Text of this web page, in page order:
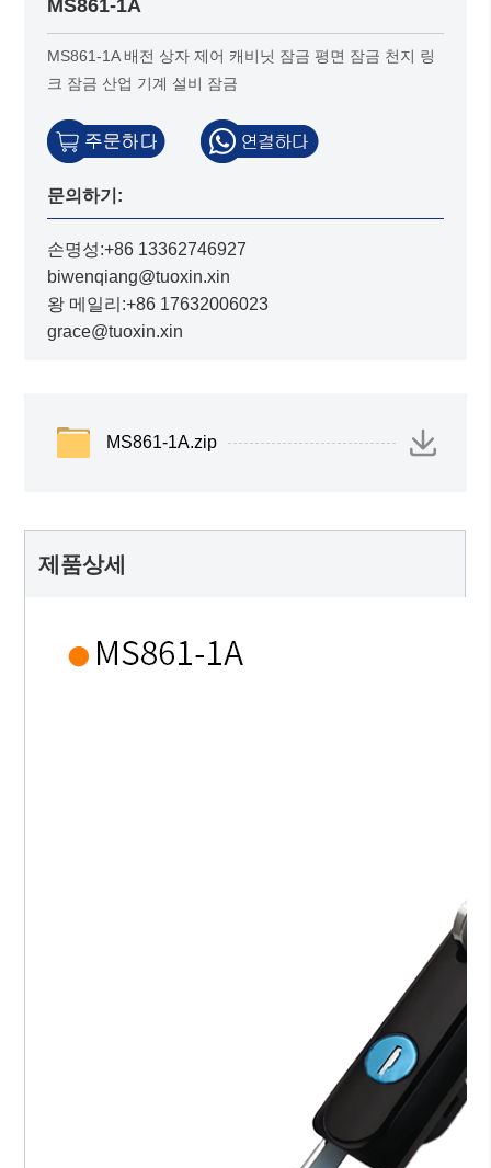
MS861-1A
MS861-1A 배전 상자 제어 캐비닛 잠금 평면 잠금 천지 링
크 잠금 산업 기계 설비 잠금
문의하기:
손명성:+86 13362746927
biwenqiang@tuoxin.xin
왕 메일리:+86 17632006023
grace@tuoxin.xin
MS861-1A.zip
제품상세